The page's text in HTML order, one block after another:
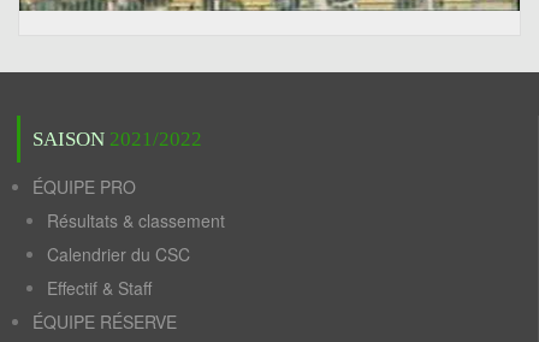
SAISON 2021/2022
ÉQUIPE PRO
Résultats & classement
Calendrier du CSC
Effectif & Staff
ÉQUIPE RÉSERVE